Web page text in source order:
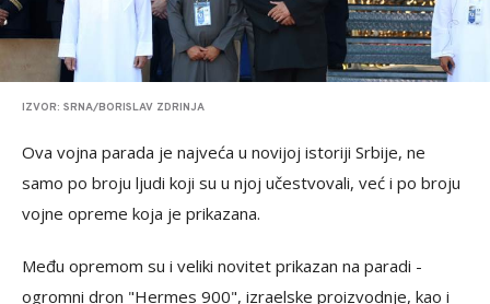
IZVOR: SRNA/BORISLAV ZDRINJA
Ova vojna parada je najveća u novijoj istoriji Srbije, ne
samo po broju ljudi koji su u njoj učestvovali, već i po broju
vojne opreme koja je prikazana.
Među opremom su i veliki novitet prikazan na paradi -
ogromni dron "Hermes 900", izraelske proizvodnje, kao i